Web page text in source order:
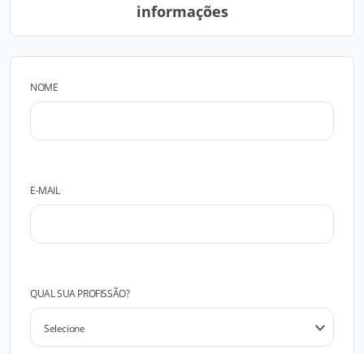
informações
NOME
E-MAIL
QUAL SUA PROFISSÃO?